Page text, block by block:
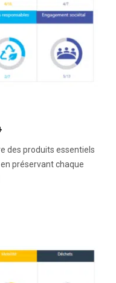
des produits essentiels
préservant chaque